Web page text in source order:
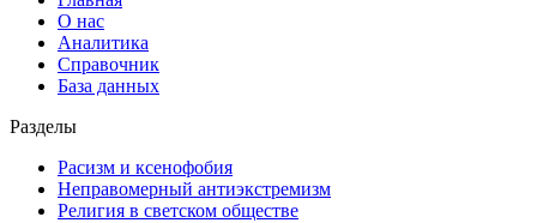
О нас
Аналитика
Справочник
База данных
Разделы
Расизм и ксенофобия
Неправомерный антиэкстремизм
Религия в светском обществе